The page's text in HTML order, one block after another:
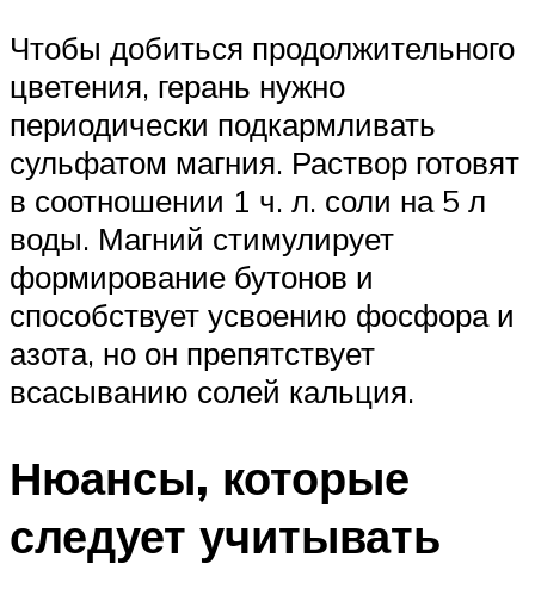
Чтобы добиться продолжительного
цветения, герань нужно
периодически подкармливать
сульфатом магния. Раствор готовят
в соотношении 1 ч. л. соли на 5 л
воды. Магний стимулирует
формирование бутонов и
способствует усвоению фосфора и
азота, но он препятствует
всасыванию солей кальция.
Нюансы, которые
следует учитывать